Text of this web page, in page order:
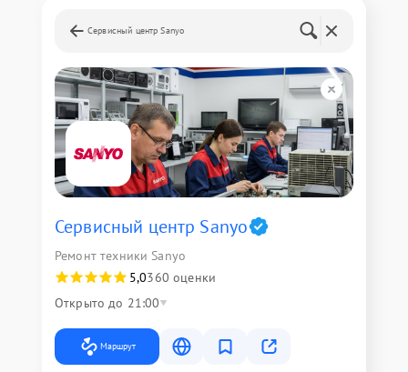
Сервисный центр Sanyo
Сервисный центр Sanyo
Ремонт техники Sanyo
5,0360 оценки
Открыто до 21:00
Маршрут